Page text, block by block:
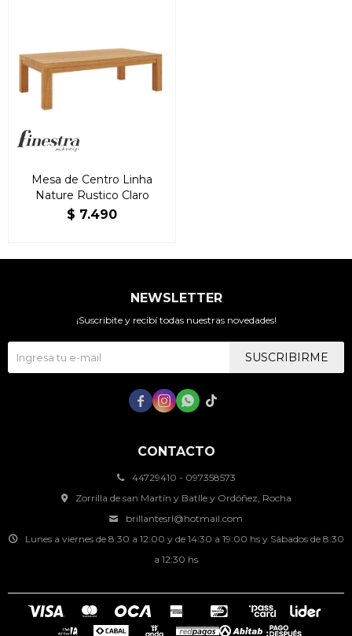
Mesa de Centro Linha
Nature Rustico Claro
$ 7.490
CONTACTO
44729410 - 097358573
Zorrilla de san Martín y Batlle y Ordóñez, Rocha
brillantesrl@hotmail.com
Lunes a viernes de 8:30 a 12:00 y de 14:30 a 19:00 hs y Sábados de 8:30
a 12:30 hs
NEWSLETTER
¡Suscribite y recibí todas nuestras novedades!
SUSCRIBIRME
   